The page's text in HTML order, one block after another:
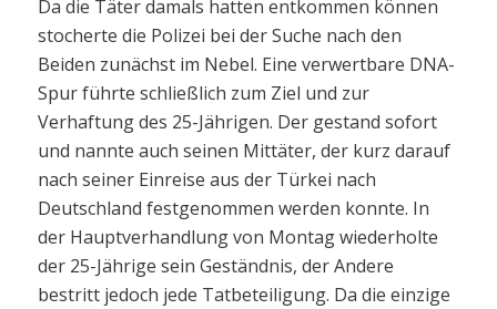
Da die Täter damals hatten entkommen können
stocherte die Polizei bei der Suche nach den
Beiden zunächst im Nebel. Eine verwertbare DNA-
Spur führte schließlich zum Ziel und zur
Verhaftung des 25-Jährigen. Der gestand sofort
und nannte auch seinen Mittäter, der kurz darauf
nach seiner Einreise aus der Türkei nach
Deutschland festgenommen werden konnte. In
der Hauptverhandlung von Montag wiederholte
der 25-Jährige sein Geständnis, der Andere
bestritt jedoch jede Tatbeteiligung. Da die einzige